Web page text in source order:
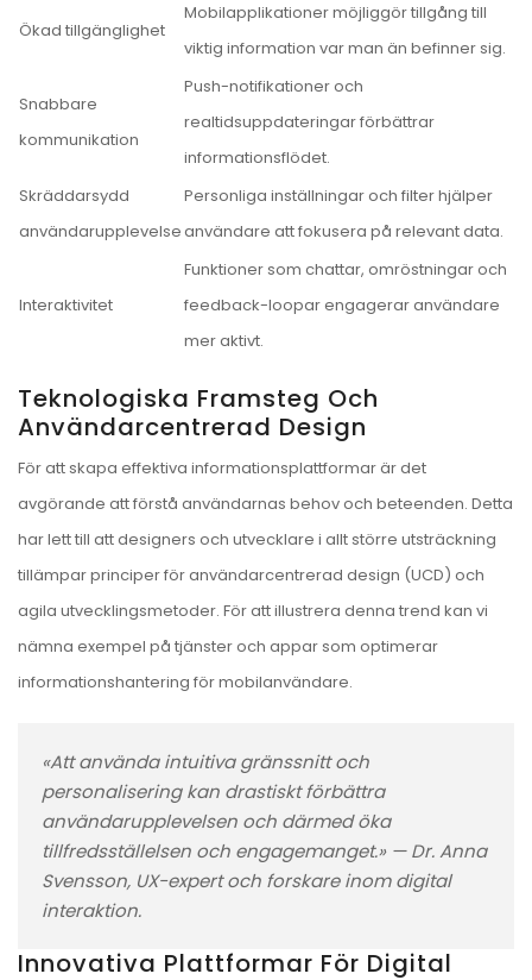
Ökad tillgänglighet
Mobilapplikationer möjliggör tillgång till
viktig information var man än befinner sig.
Snabbare
kommunikation
Push-notifikationer och
realtidsuppdateringar förbättrar
informationsflödet.
Skräddarsydd
användarupplevelse
Personliga inställningar och filter hjälper
användare att fokusera på relevant data.
Interaktivitet
Funktioner som chattar, omröstningar och
feedback-loopar engagerar användare
mer aktivt.
Teknologiska Framsteg Och
Användarcentrerad Design
För att skapa effektiva informationsplattformar är det
avgörande att förstå användarnas behov och beteenden. Detta
har lett till att designers och utvecklare i allt större utsträckning
tillämpar principer för användarcentrerad design (UCD) och
agila utvecklingsmetoder. För att illustrera denna trend kan vi
nämna exempel på tjänster och appar som optimerar
informationshantering för mobilanvändare.
«Att använda intuitiva gränssnitt och
personalisering kan drastiskt förbättra
användarupplevelsen och därmed öka
tillfredsställelsen och engagemanget.» — Dr. Anna
Svensson, UX-expert och forskare inom digital
interaktion.
Innovativa Plattformar För Digital